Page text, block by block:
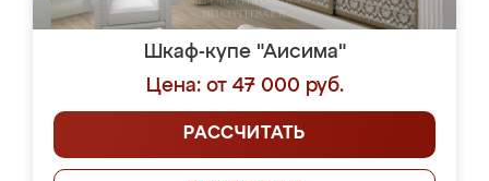
Шкаф-купе "Аисима"
Цена: от 47 000 руб.
РАССЧИТАТЬ